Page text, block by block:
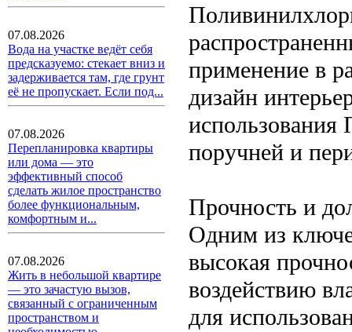
07.08.2026
Вода на участке ведёт себя
предсказуемо: стекает вниз и
задерживается там, где грунт
её не пропускает. Если под...
07.08.2026
Перепланировка квартиры
или дома — это
эффективный способ
сделать жилое пространство
более функциональным,
комфортным и...
07.08.2026
Жить в небольшой квартире
— это зачастую вызов,
связанный с ограниченным
пространством и
применение в
дизайн
поручней и
Прочность и
Одним из
высокая
воздействию
для